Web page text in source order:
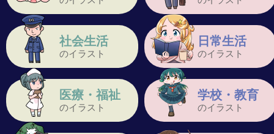
社会生活
のイラスト
日常生活
のイラスト
医療・福祉
のイラスト
学校・教育
のイラスト